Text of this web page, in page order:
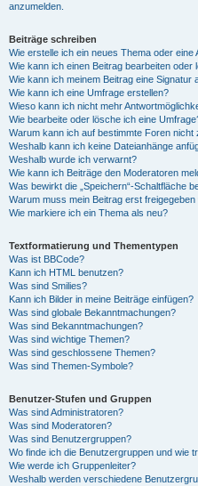
anzumelden.
Beiträge schreiben
Wie erstelle ich ein neues Thema oder eine
Wie kann ich einen Beitrag bearbeiten oder
Wie kann ich meinem Beitrag eine Signatur
Wie kann ich eine Umfrage erstellen?
Wieso kann ich nicht mehr
Wie bearbeite oder lösche ich eine
Warum kann ich auf bestimmte Foren nicht
Weshalb kann ich keine Dateianhänge
Weshalb wurde ich verwarnt?
Wie kann ich Beiträge den Moderatoren
Was bewirkt die „Speichern“-Schaltfläche
Warum muss mein Beitrag erst freigegeben
Wie markiere ich ein Thema als neu?
Textformatierung und Thementypen
Was ist BBCode?
Kann ich HTML benutzen?
Was sind Smilies?
Kann ich Bilder in meine Beiträge einfügen?
Was sind globale Bekanntmachungen?
Was sind Bekanntmachungen?
Was sind wichtige Themen?
Was sind geschlossene Themen?
Was sind Themen-Symbole?
Benutzer-Stufen und Gruppen
Was sind Administratoren?
Was sind Moderatoren?
Was sind Benutzergruppen?
Wo finde ich die Benutzergruppen und wie
Wie werde ich Gruppenleiter?
Weshalb werden verschiedene